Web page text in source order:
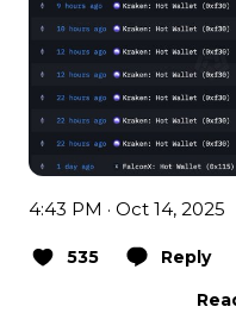
4:43 PM · Oct 14, 2025
535 Reply